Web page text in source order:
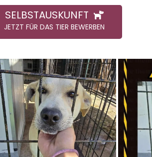
SELBSTAUSKUNFT
JETZT FÜR DAS TIER BEWERBEN